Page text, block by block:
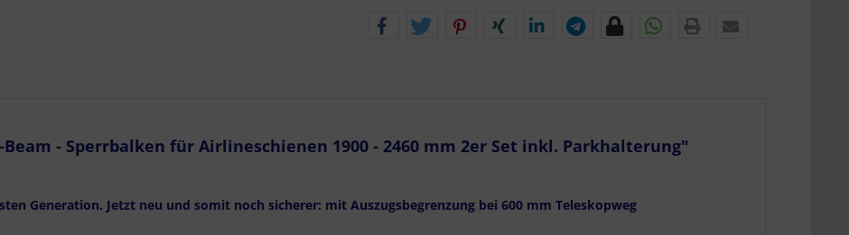
- Sperrbalken für Airlineschienen 1900 - 2460 mm 2er Set inkl. Parkhalterung"
Generation. Jetzt neu und somit noch sicherer: mit Auszugsbegrenzung bei 600 mm Teleskopweg